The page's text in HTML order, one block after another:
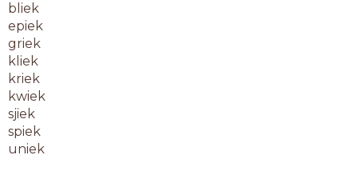
bliek
epiek
griek
kliek
kriek
kwiek
sjiek
spiek
uniek